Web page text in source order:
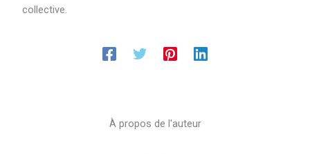
collective.
À propos de l'auteur